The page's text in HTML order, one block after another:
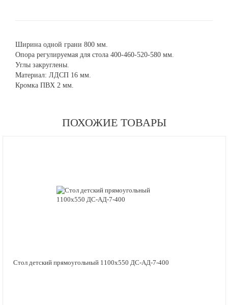
Ширина одной грани 800 мм.
Опора регулируемая для стола 400-460-520-580 мм.
Углы закруглены.
Материал: ЛДСП 16 мм.
Кромка ПВХ 2 мм.
ПОХОЖИЕ ТОВАРЫ
Стол детский прямоугольный 1100х550 ДС-АД-7-400